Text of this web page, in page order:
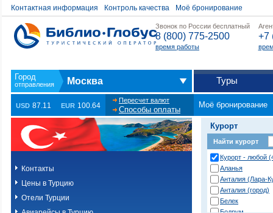
Контактная информация Контроль качества Моё бронирование
Звонок по России бесплатный
8 (800) 775-2500
время работы
+7
Москва Туры
USD 87.11 EUR 100.64
Пересчет валют
Способы оплаты
Моё бронирование
Контакты
Цены в Турцию
Отели Турции
Курорт
Найти курорт
Курорт - любой
Аланья
Анталия (Лара-
Анталия (город)
Белек